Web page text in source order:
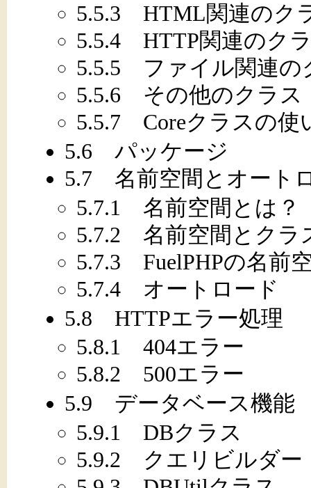
5.5.3 HTML関連のク
5.5.4 HTTP関連のク
5.5.5 ファイル関連の
5.5.6 その他のクラス
5.5.7 Coreクラスの使
5.6 パッケージ
5.7 名前空間とオート
5.7.1 名前空間とは？
5.7.2 名前空間とクラ
5.7.3 FuelPHPの名前
5.7.4 オートロード
5.8 HTTPエラー処理
5.8.1 404エラー
5.8.2 500エラー
5.9 データベース機能
5.9.1 DBクラス
5.9.2 クエリビルダー